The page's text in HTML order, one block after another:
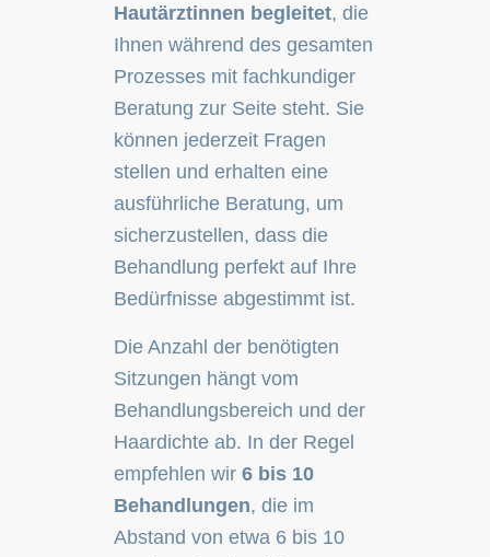
Hautärztinnen begleitet, die
Ihnen während des gesamten
Prozesses mit fachkundiger
Beratung zur Seite steht. Sie
können jederzeit Fragen
stellen und erhalten eine
ausführliche Beratung, um
sicherzustellen, dass die
Behandlung perfekt auf Ihre
Bedürfnisse abgestimmt ist.
Die Anzahl der benötigten
Sitzungen hängt vom
Behandlungsbereich und der
Haardichte ab. In der Regel
empfehlen wir 6 bis 10
Behandlungen, die im
Abstand von etwa 6 bis 10